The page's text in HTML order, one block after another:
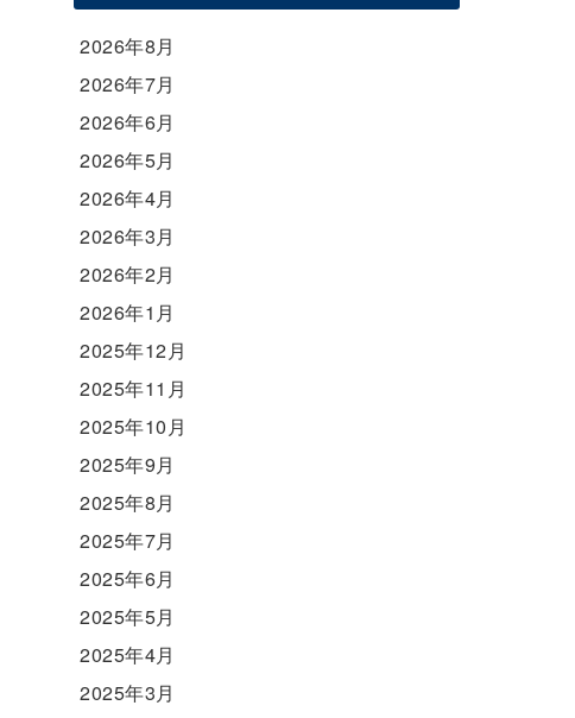
2026年8月
2026年7月
2026年6月
2026年5月
2026年4月
2026年3月
2026年2月
2026年1月
2025年12月
2025年11月
2025年10月
2025年9月
2025年8月
2025年7月
2025年6月
2025年5月
2025年4月
2025年3月